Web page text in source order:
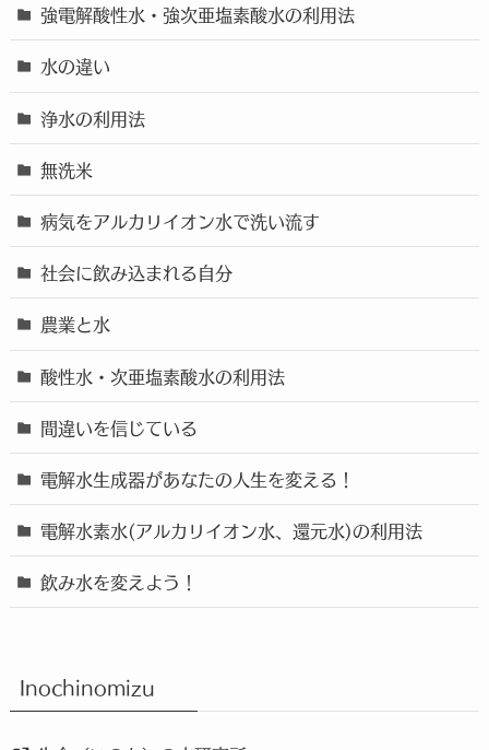
強電解酸性水・強次亜塩素酸水の利用法
水の違い
浄水の利用法
無洗米
病気をアルカリイオン水で洗い流す
社会に飲み込まれる自分
農業と水
酸性水・次亜塩素酸水の利用法
間違いを信じている
電解水生成器があなたの人生を変える！
電解水素水(アルカリイオン水、還元水)の利用法
飲み水を変えよう！
Inochinomizu